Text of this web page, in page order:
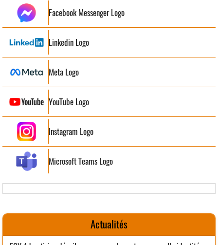
Facebook Messenger Logo
Linkedin Logo
Meta Logo
YouTube Logo
Instagram Logo
Microsoft Teams Logo
Actualités